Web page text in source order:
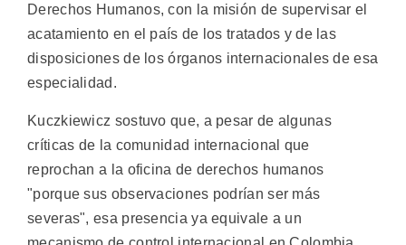
Derechos Humanos, con la misión de supervisar el
acatamiento en el país de los tratados y de las
disposiciones de los órganos internacionales de esa
especialidad.
Kuczkiewicz sostuvo que, a pesar de algunas
críticas de la comunidad internacional que
reprochan a la oficina de derechos humanos
"porque sus observaciones podrían ser más
severas", esa presencia ya equivale a un